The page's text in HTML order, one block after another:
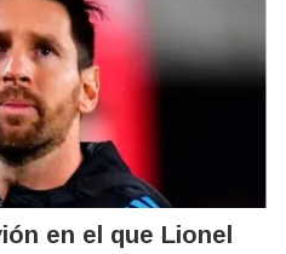
en el que Lionel